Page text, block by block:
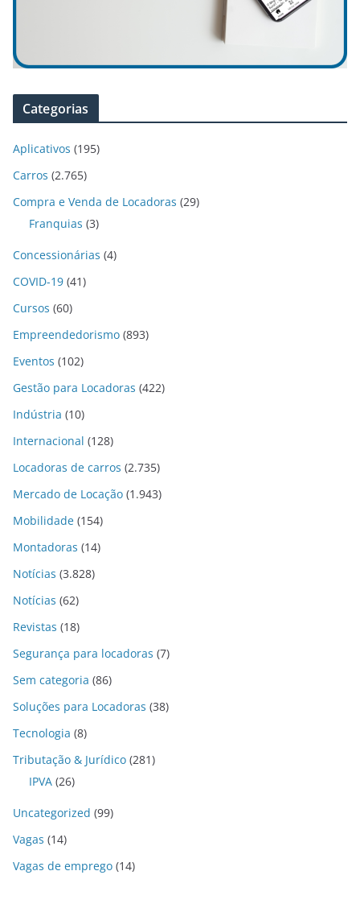
Categorias
Aplicativos (195)
Carros (2.765)
Compra e Venda de Locadoras (29)
Franquias (3)
Concessionárias (4)
COVID-19 (41)
Cursos (60)
Empreendedorismo (893)
Eventos (102)
Gestão para Locadoras (422)
Indústria (10)
Internacional (128)
Locadoras de carros (2.735)
Mercado de Locação (1.943)
Mobilidade (154)
Montadoras (14)
Notícias (3.828)
Notícias (62)
Revistas (18)
Segurança para locadoras (7)
Sem categoria (86)
Soluções para Locadoras (38)
Tecnologia (8)
Tributação & Jurídico (281)
IPVA (26)
Uncategorized (99)
Vagas (14)
Vagas de emprego (14)